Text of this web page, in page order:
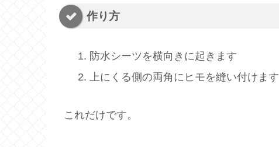
作り方
防水シーツを横向きに起きます
上にくる側の両角にヒモを縫い付けます
これだけです。